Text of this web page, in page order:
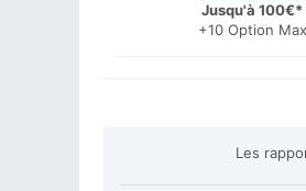
Jusqu'à 100€*
+10 Option Max
Les